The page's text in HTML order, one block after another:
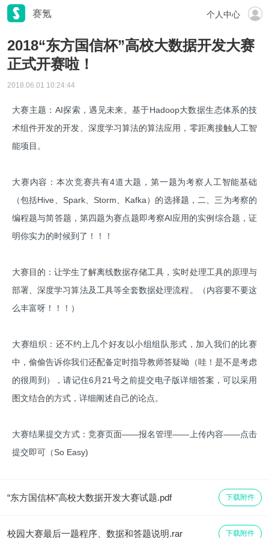
赛氪 个人中心
2018“东方国信杯”高校大数据开发大赛
正式开赛啦！
2018.06.01 10:24:44
大赛主题：AI探索，遇见未来。基于Hadoop大数据生态体系的技
术组件开发的开发、深度学习算法的算法应用，零距离接触人工智
能项目。
大赛内容：本次竞赛共有4道大题，第一题为考察人工智能基础
（包括Hive、Spark、Storm、Kafka）的选择题，二、三为考察的
编程题与简答题，第四题为赛点题即考察AI应用的实例综合题，证
明你实力的时候到了！！！
大赛目的：让学生了解离线数据存储工具，实时处理工具的原理与
部署、深度学习算法及工具等全套数据处理流程。（内容要不要这
么丰富呀！！！）
大赛组织：还不约上几个好友以小组组队形式，加入我们的比赛
中，偷偷告诉你我们还配备定时指导教师答疑呦（哇！是不是考虑
的很周到），请记住6月21号之前提交电子版详细答案，可以采用
图文结合的方式，详细阐述自己的论点。
大赛结果提交方式：竞赛页面——报名管理——上传内容——点击
提交即可（So Easy)
“东方国信杯”高校大数据开发大赛试题.pdf 下载附件
校园大赛最后一题程序、数据和答题说明.rar 下载附件